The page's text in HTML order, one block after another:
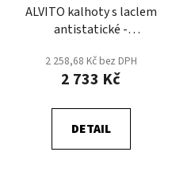
ALVITO kalhoty s laclem
antistatické -
2 258,68 Kč bez DPH
2 733 Kč
DETAIL